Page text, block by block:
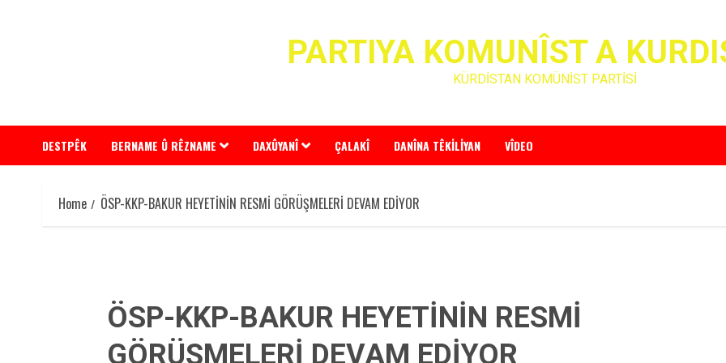
PARTIYA KOMUNÎST A
KÜRDİSTAN KOMÜNİST PARTİSİ
DESTPÊK BERNAME Û RÊZNAME DAXÛYANÎ ÇALAKÎ DANÎNA TÊKILIYAN VÎDEO
Home ÖSP-KKP-BAKUR HEYETİNİN RESMİ GÖRÜŞMELERİ DEVAM EDİYOR
ÖSP-KKP-BAKUR HEYETİNİN RESMİ
GÖRÜŞMELERİ DEVAM EDİYOR